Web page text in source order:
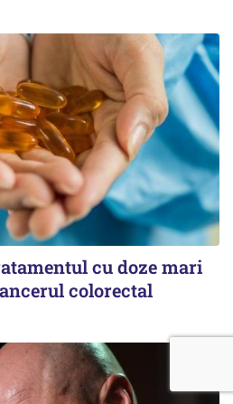
cu doze mari
colorectal